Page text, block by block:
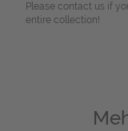
Please contact us if
entire collection!